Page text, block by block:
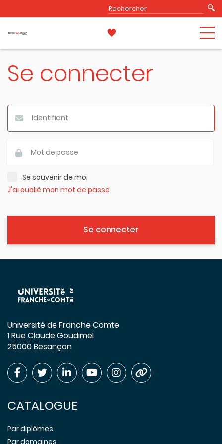
Se connecter
Se souvenir de moi
J'ai oublié mon mot de passe
Se connecter
Université de Franche Comte
1 Rue Claude Goudimel
25000 Besançon
CATALOGUE
Par diplômes
Par domaines